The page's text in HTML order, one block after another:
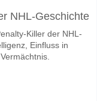
NHL-Geschichte
Killer der NHL-
Einfluss in